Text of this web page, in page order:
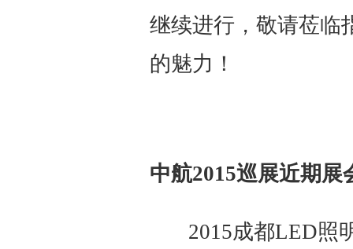
继续进行，敬请莅临
的魅力！
中航2015巡展近期展
2015成都LED照